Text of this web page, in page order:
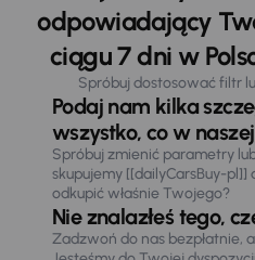
odpowiadający
ciągu 7 dni w
Spróbuj dostosować filtr
Podaj nam kilka
wszystko, co w
Spróbuj zmienić parametry
skupujemy [[dailyCarsBuy-
odkupić właśnie Twojego?
Nie znalazłeś tego,
Zadzwoń do nas bezpłatnie,